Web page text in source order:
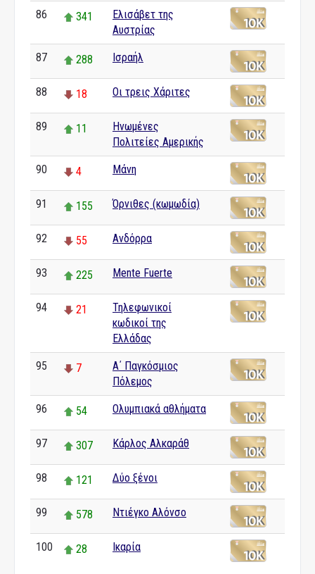
86 341
Ελισάβετ της
Αυστρίας
87 288 Ισραήλ
88 18 Οι τρεις Χάριτες
89 11
Ηνωμένες
Πολιτείες Αμερικής
90 4 Μάνη
91 155 Όρνιθες (κωμωδία)
92 55 Ανδόρρα
93 225 Mente Fuerte
94 21
Τηλεφωνικοί
κωδικοί της
Ελλάδας
95 7
Α΄ Παγκόσμιος
Πόλεμος
96 54 Ολυμπιακά αθλήματα
97 307 Κάρλος Αλκαράθ
98 121 Δύο ξένοι
99 578 Ντιέγκο Αλόνσο
100 28 Ικαρία